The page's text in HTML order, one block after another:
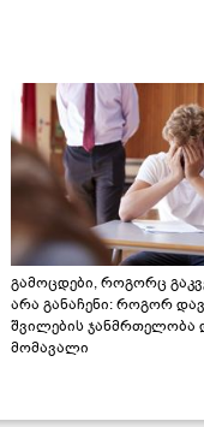
გამოცდები, როგორც
არა განაჩენი: როგორ
შვილების ჯანმრთელობა
მომავალი